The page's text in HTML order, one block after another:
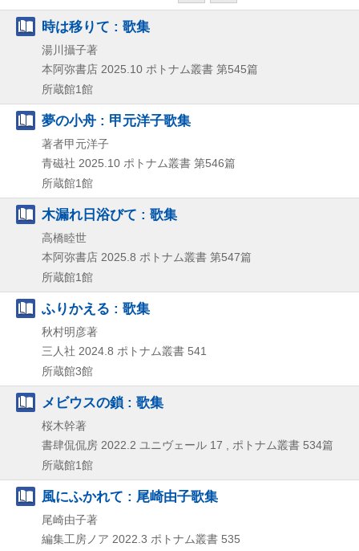
時は移りて : 歌集
湯川攝子著
本阿弥書店 2025.10 ポトナム叢書 第545篇
所蔵館1館
夢の小舟 : 甲元洋子歌集
著者甲元洋子
青磁社 2025.10 ポトナム叢書 第546篇
所蔵館1館
木漏れ日浴びて : 歌集
高橋睦世
本阿弥書店 2025.8 ポトナム叢書 第547篇
所蔵館1館
ふりかえる : 歌集
秋村明彦著
三人社 2024.8 ポトナム叢書 541
所蔵館3館
メビウスの鎖 : 歌集
桜木幹著
書肆侃侃房 2022.2 ユニヴェール 17 , ポトナム叢書 534篇
所蔵館1館
風にふかれて : 尾崎由子歌集
尾崎由子著
編集工房ノア 2022.3 ポトナム叢書 535